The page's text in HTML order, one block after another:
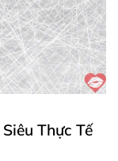
Thực Tế